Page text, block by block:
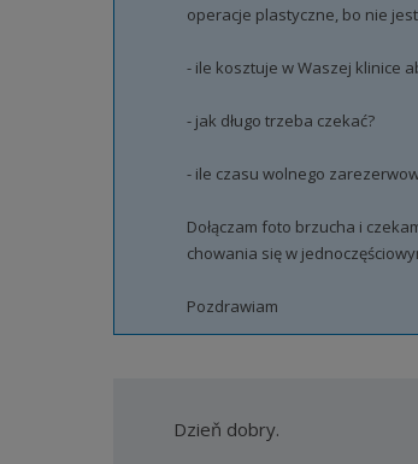
operacje plastyczne, bo nie
- ile kosztuje w Waszej klinice
- jak długo trzeba czekać?
- ile czasu wolnego
Dołączam foto brzucha i
chowania się w
Pozdrawiam
Dzieň dobry.